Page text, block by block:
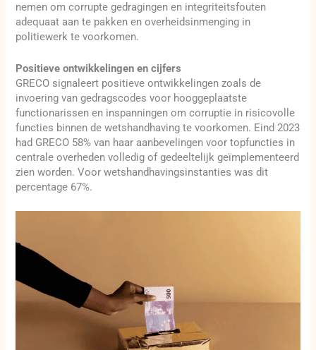
nemen om corrupte gedragingen en integriteitsfouten
adequaat aan te pakken en overheidsinmenging in
politiewerk te voorkomen.
Positieve ontwikkelingen en cijfers
GRECO signaleert positieve ontwikkelingen zoals de
invoering van gedragscodes voor hooggeplaatste
functionarissen en inspanningen om corruptie in risicovolle
functies binnen de wetshandhaving te voorkomen. Eind 2023
had GRECO 58% van haar aanbevelingen voor topfuncties in
centrale overheden volledig of gedeeltelijk geïmplementeerd
zien worden. Voor wetshandhavingsinstanties was dit
percentage 67%.